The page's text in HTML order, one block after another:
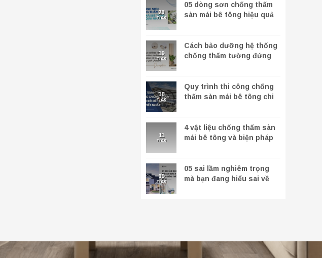
20
Th10
05 dòng sơn chống thấm
sàn mái bê tông hiệu quả
19
Th10
Cách bảo dưỡng hệ thống
chống thấm tường đứng
18
Th10
Quy trình thi công chống
thấm sàn mái bê tông chi
11
Th10
4 vật liệu chống thấm sàn
mái bê tông và biện pháp
09
Th10
05 sai lầm nghiêm trọng
mà bạn đang hiểu sai về